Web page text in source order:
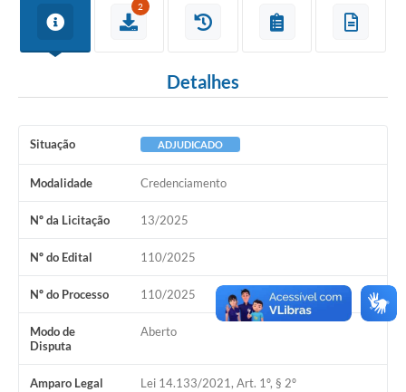
Turismo
Legislação
Ouvidoria
Cavernas do Peruaçu
Galeria de Fotos
Galeria de Vídeos
Notícias
Links e Sites
Arquivos para Download
2
Detalhes
Situação ADJUDICADO
Modalidade Credenciamento
Nº da Licitação 13/2025
Nº do Edital 110/2025
Nº do Processo 110/2025
Modo de
Disputa
Aberto
Amparo Legal Lei 14.133/2021, Art. 1º, § 2º